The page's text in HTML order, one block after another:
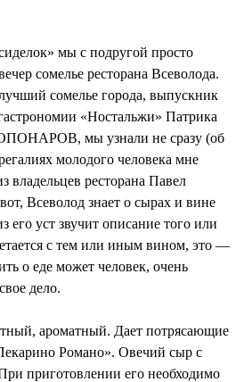
мы с подругой просто
сомелье ресторана Всеволода.
сомелье города, выпускник
«Ностальжи» Патрика
мы узнали не сразу (об
молодого человека мне
владельцев ресторана Павел
Всеволод знает о сырах и вине
его уст звучит описание того или
с тем или иным вином, это —
о еде может человек, очень
дело.
ароматный. Дает потрясающие
Романо». Овечий сыр с
приготовлении его необходимо